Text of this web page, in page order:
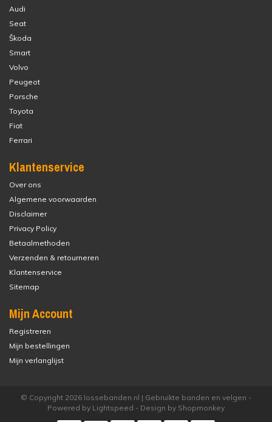
Audi
Seat
Škoda
Smart
Volvo
Peugeot
Porsche
Toyota
Fiat
Ferrari
Klantenservice
Over ons
Algemene voorwaarden
Disclaimer
Privacy Policy
Betaalmethoden
Verzenden & retourneren
Klantenservice
Sitemap
Mijn Account
Registreren
Mijn bestellingen
Mijn verlanglijst
© Copyright 2026 lossebanden.nl | Gebruikte banden en velgen -
Powered by Lightspeed - Design by Shopmonkey